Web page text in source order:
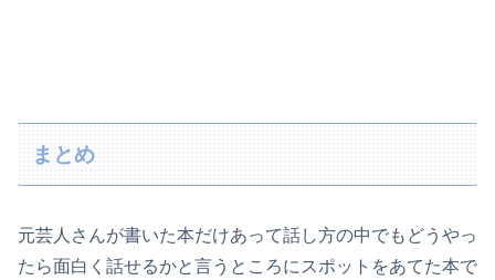
まとめ
元芸人さんが書いた本だけあって話し方の中でもどうやっ
たら面白く話せるかと言うところにスポットをあてた本で